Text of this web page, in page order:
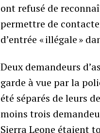
ont refusé de
permettre de
d’entrée « illégale »
Deux demandeurs
garde à vue par la
été séparés de leurs
moins trois
Sierra Leone étaient